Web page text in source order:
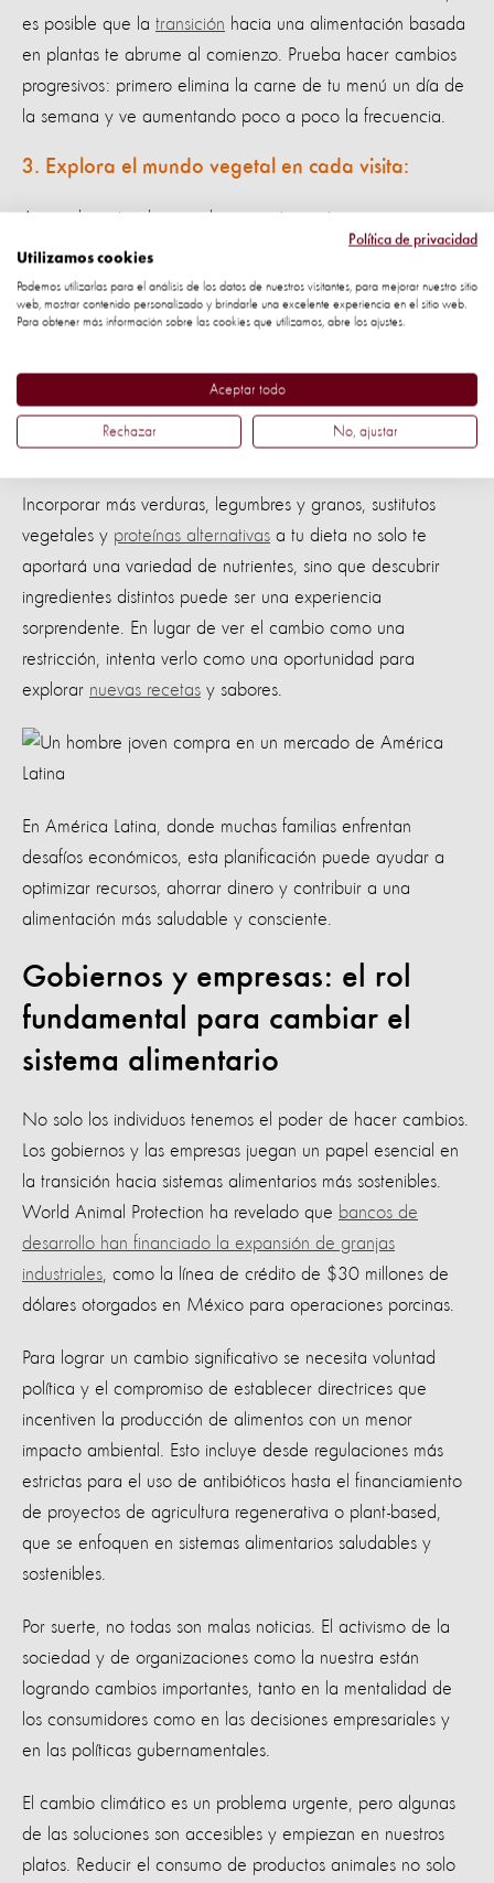
es posible que la transición hacia una alimentación basada
en plantas te abrume al comienzo. Prueba hacer cambios
progresivos: primero elimina la carne de tu menú un día de
la semana y ve aumentando poco a poco la frecuencia.
3. Explora el mundo vegetal en cada visita:
Asume la visita al mercado o a restaurantes como una
oportunidad para explorar la variedad y sabor de los
alimentos de origen vegetal. Esto hará que tu cambio de
dieta sea más divertido y enriquecedor.
dieta a base de plantas y no creas todo lo que oigas
acerca de los posibles peligros para tu salud.
4. Experimenta con nuevos ingredientes:
Incorporar más verduras, legumbres y granos, sustitutos
vegetales y proteínas alternativas a tu dieta no solo te
aportará una variedad de nutrientes, sino que descubrir
ingredientes distintos puede ser una experiencia
sorprendente. En lugar de ver el cambio como una
restricción, intenta verlo como una oportunidad para
explorar nuevas recetas y sabores.
En América Latina, donde muchas familias enfrentan
desafíos económicos, esta planificación puede ayudar a
optimizar recursos, ahorrar dinero y contribuir a una
alimentación más saludable y consciente.
Gobiernos y empresas: el rol
fundamental para cambiar el
sistema alimentario
No solo los individuos tenemos el poder de hacer cambios.
Los gobiernos y las empresas juegan un papel esencial en
la transición hacia sistemas alimentarios más sostenibles.
World Animal Protection ha revelado que bancos de
desarrollo han financiado la expansión de granjas
industriales , como la línea de crédito de $30 millones de
dólares otorgados en México para operaciones porcinas.
Para lograr un cambio significativo se necesita voluntad
política y el compromiso de establecer directrices que
incentiven la producción de alimentos con un menor
impacto ambiental. Esto incluye desde regulaciones más
estrictas para el uso de antibióticos hasta el financiamiento
de proyectos de agricultura regenerativa o plant-based,
que se enfoquen en sistemas alimentarios saludables y
sostenibles.
Por suerte, no todas son malas noticias. El activismo de la
sociedad y de organizaciones como la nuestra están
logrando cambios importantes, tanto en la mentalidad de
los consumidores como en las decisiones empresariales y
en las políticas gubernamentales.
El cambio climático es un problema urgente, pero algunas
de las soluciones son accesibles y empiezan en nuestros
platos. Reducir el consumo de productos animales no solo
Política de privacidad
Utilizamos cookies
Podemos utilizarlas para el análisis de los datos de nuestros visitantes, para mejorar nuestro sitio
web, mostrar contenido personalizado y brindarle una excelente experiencia en el sitio web.
Para obtener más información sobre las cookies que utilizamos, abre los ajustes.
Aceptar todo
Rechazar No, ajustar